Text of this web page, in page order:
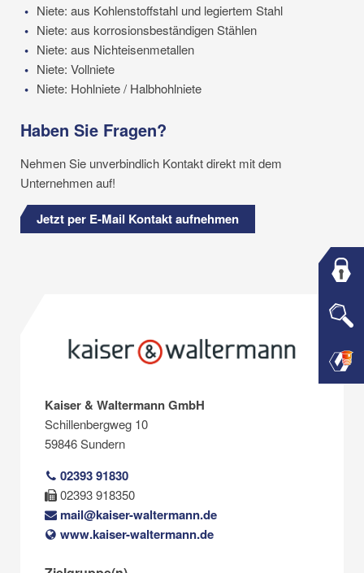
Niete: aus Kohlenstoffstahl und legiertem Stahl
Niete: aus korrosionsbeständigen Stählen
Niete: aus Nichteisenmetallen
Niete: Vollniete
Niete: Hohlniete / Halbhohlniete
Haben Sie Fragen?
Nehmen Sie unverbindlich Kontakt direkt mit dem
Unternehmen auf!
Jetzt per E-Mail Kontakt aufnehmen
Kaiser & Waltermann GmbH
Schillenbergweg 10
59846 Sundern
02393 91830
02393 918350
mail@kaiser-waltermann.de
www.kaiser-waltermann.de